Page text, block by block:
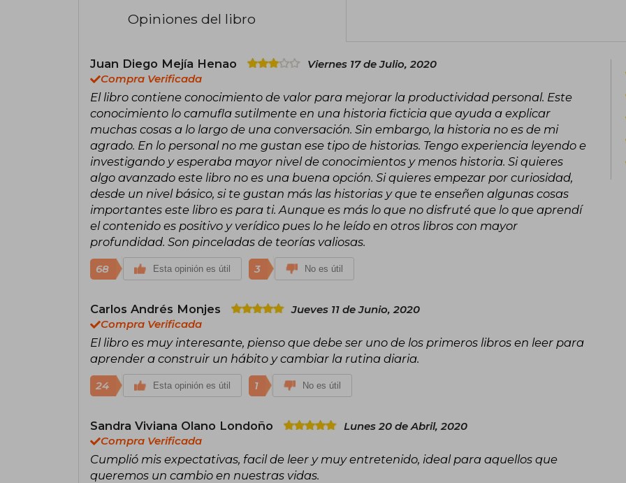
de las 5 de la mañana (2018), El líder
monje que vendió su Ferrari,
disciplina y transformación personal.
libros y ha sido distinguido con
de Toastmasters International.
liderazgo global y en el Top 30 de
mensaje ha impactado a líderes,
Opiniones del libro
Juan Diego Mejía Henao
Viernes 17 de Julio, 2020
Compra Verificada
El libro contiene conocimiento de valor para mejorar la productividad personal. Este
conocimiento lo camufla sutilmente en una historia ficticia que ayuda a explicar
muchas cosas a lo largo de una conversación. Sin embargo, la historia no es de mi
agrado. En lo personal no me gustan ese tipo de historias. Tengo experiencia leyendo e
investigando y esperaba mayor nivel de conocimientos y menos historia. Si quieres
algo avanzado este libro no es una buena opción. Si quieres empezar por curiosidad,
desde un nivel básico, si te gustan más las historias y que te enseñen algunas cosas
importantes este libro es para ti. Aunque es más lo que no disfruté que lo que aprendí
el contenido es positivo y verídico pues lo he leído en otros libros con mayor
profundidad. Son pinceladas de teorías valiosas.
68 Esta opinión es útil 3 No es útil
Carlos Andrés Monjes
Jueves 11 de Junio, 2020
Compra Verificada
El libro es muy interesante, pienso que debe ser uno de los primeros libros en leer para
aprender a construir un hábito y cambiar la rutina diaria.
24 Esta opinión es útil 1 No es útil
Sandra Viviana Olano Londoño
Lunes 20 de Abril, 2020
Compra Verificada
Cumplió mis expectativas, facil de leer y muy entretenido, ideal para aquellos que
queremos un cambio en nuestras vidas.